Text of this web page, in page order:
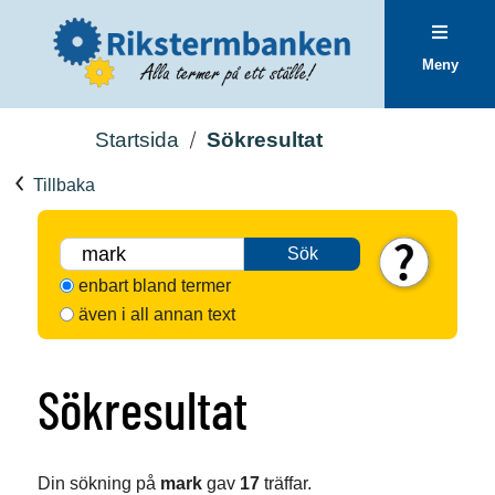
Meny
Startsida Sökresultat
Tillbaka
Sök
enbart bland termer
även i all annan text
Sökresultat
Din sökning på markgav 17träffar.